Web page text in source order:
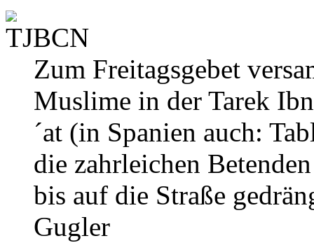
Zum Freitagsgebet
Muslime in der Tarek
´at (in Spanien auch:
die zahrleichen
bis auf die Straße
Gugler